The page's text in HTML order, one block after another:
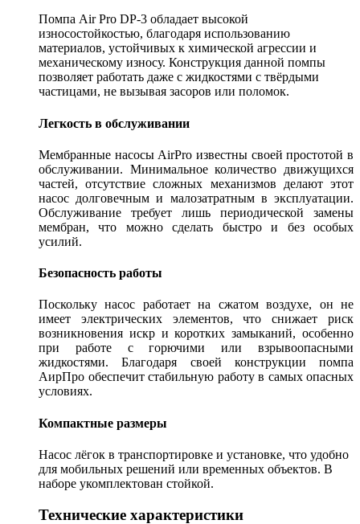
Помпа Air Pro DP-3 обладает высокой
износостойкостью, благодаря использованию
материалов, устойчивых к химической агрессии и
механическому износу. Конструкция данной помпы
позволяет работать даже с жидкостями с твёрдыми
частицами, не вызывая засоров или поломок.
Легкость в обслуживании
Мембранные насосы AirPro известны своей простотой в
обслуживании. Минимальное количество движущихся
частей, отсутствие сложных механизмов делают этот
насос долговечным и малозатратным в эксплуатации.
Обслуживание требует лишь периодической замены
мембран, что можно сделать быстро и без особых
усилий.
Безопасность работы
Поскольку насос работает на сжатом воздухе, он не
имеет электрических элементов, что снижает риск
возникновения искр и коротких замыканий, особенно
при работе с горючими или взрывоопасными
жидкостями. Благодаря своей конструкции помпа
АирПро обеспечит стабильную работу в самых опасных
условиях.
Компактные размеры
Насос лёгок в транспортировке и установке, что удобно
для мобильных решений или временных объектов. В
наборе укомплектован стойкой.
Технические характеристики